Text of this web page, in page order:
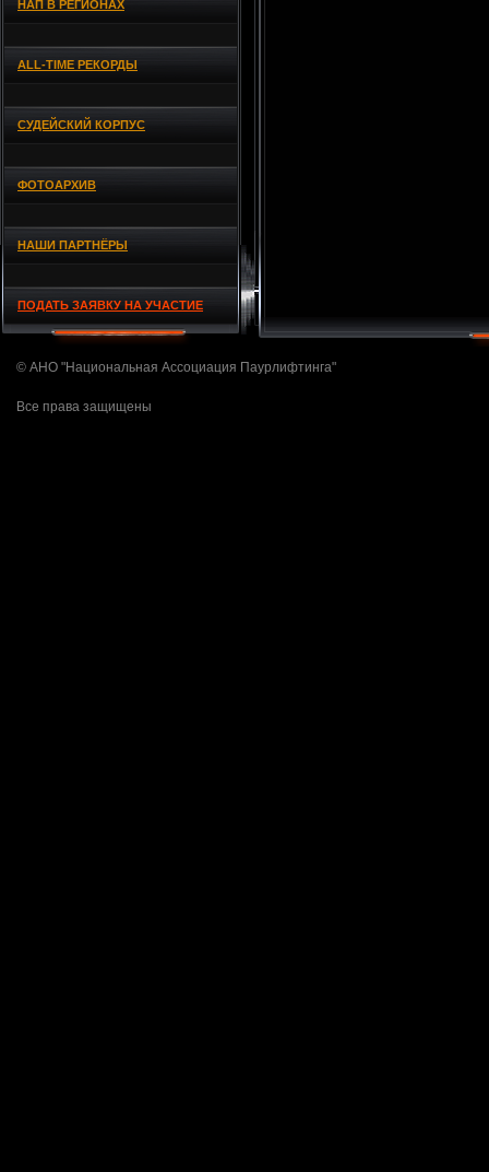
НАП В РЕГИОНАХ
ALL-TIME РЕКОРДЫ
СУДЕЙСКИЙ КОРПУС
ФОТОАРХИВ
НАШИ ПАРТНЁРЫ
ПОДАТЬ ЗАЯВКУ НА УЧАСТИЕ
© АНО "Национальная Ассоциация Паурлифтинга"
Все права защищены